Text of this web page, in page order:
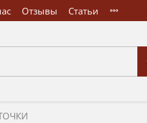
Отзывы Статьи